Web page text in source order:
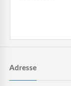
Adresse